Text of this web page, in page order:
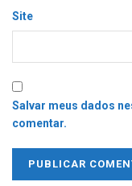
Site
Salvar meus dados
comentar.